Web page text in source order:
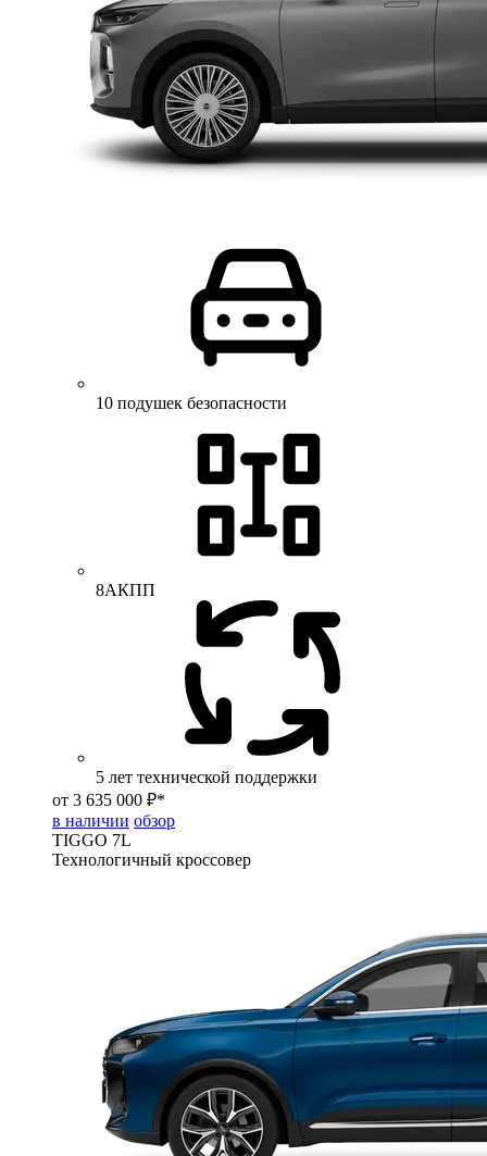
10 подушек безопасности
8АКПП
5 лет технической поддержки
от 3 635 000 ₽*
в наличии обзор
TIGGO 7L
Технологичный кроссовер